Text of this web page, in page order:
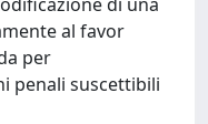
al favor
per
penali suscettibili